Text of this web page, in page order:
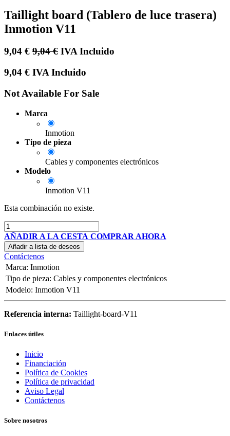
Taillight board (Tablero de luce trasera)
Inmotion V11
9,04 € 9,04€ IVA Incluido
9,04 € IVA Incluido
Not Available For Sale
Marca
Inmotion
Tipo de pieza
Cables y componentes electrónicos
Modelo
Inmotion V11
Esta combinación no existe.
AÑADIR A LA CESTA COMPRAR AHORA
Añadir a lista de deseos
Contáctenos
Marca: Inmotion
Tipo de pieza: Cables y componentes electrónicos
Modelo: Inmotion V11
Referencia interna: Taillight-board-V11
Enlaces útiles
Inicio
Financiación
Política de Cookies
Política de privacidad
Aviso Legal
Contáctenos
Sobre nosotros